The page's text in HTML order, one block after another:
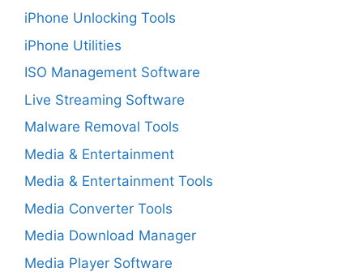
iPhone Unlocking Tools
iPhone Utilities
ISO Management Software
Live Streaming Software
Malware Removal Tools
Media & Entertainment
Media & Entertainment Tools
Media Converter Tools
Media Download Manager
Media Player Software